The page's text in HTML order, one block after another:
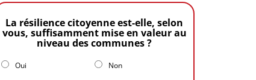
La résilience citoyenne est-elle, selon
vous, suffisamment mise en valeur au
niveau des communes ?
Oui Non